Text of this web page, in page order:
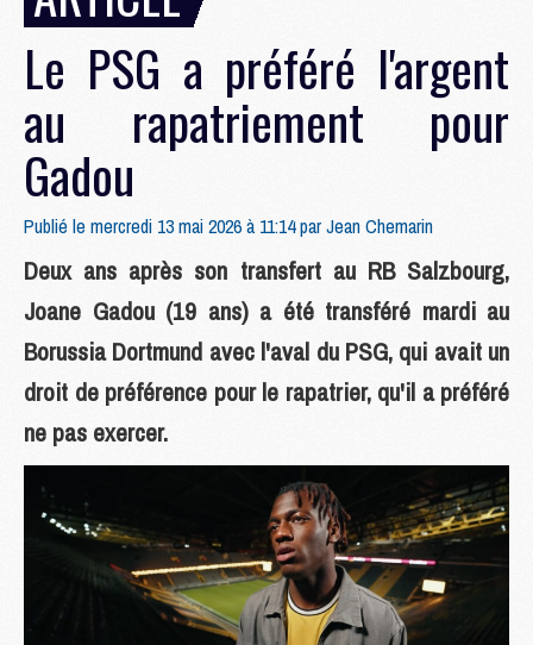
Le PSG a préféré l'argent
au rapatriement pour
Gadou
Publié le mercredi 13 mai 2026 à 11:14 parJean Chemarin
Deux ans après son transfert au RB Salzbourg,
Joane Gadou (19 ans) a été transféré mardi au
Borussia Dortmund avec l'aval du PSG, qui avait un
droit de préférence pour le rapatrier, qu'il a préféré
ne pas exercer.